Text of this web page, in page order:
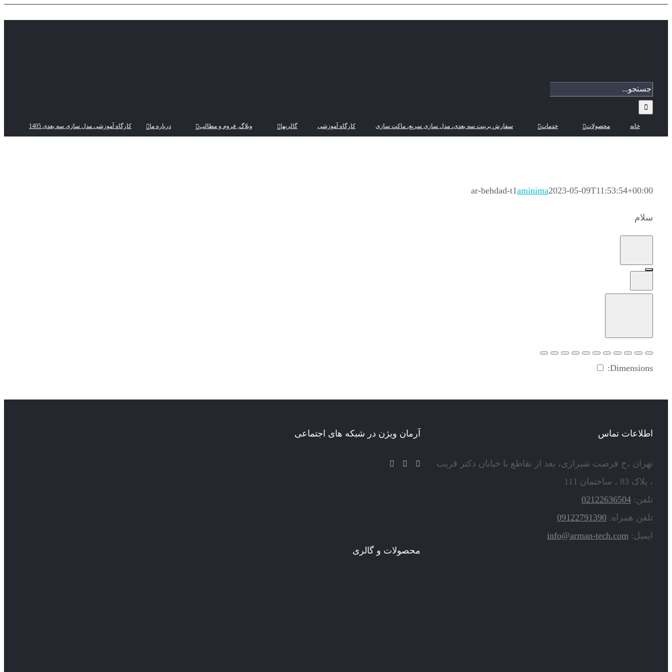
جستجو
برای:
خانه محصولات خدمات سفارش پرینت سه بعدی، مدل سازی سریع، ماکت سازی کارگاه آموزشی گالریها وبلاگ, فروم و مطالب درباره ما کارگاه آموزشی مدل سازی سه بعدی 1405
ar-behdad-t1aminima2023-05-09T11:53:54+00:00
سلام
Dimensions:
اطلاعات تماس
تهران ،خ فرصت شیرازی، بعد از تقاطع با خیابان دکتر قریب
، پلاک 83 ، ساختمان 111
تلفن: 02122636504
تلفن همراه: 09122791390
ایمیل: info@arman-tech.com
آرمان ویژن در شبکه های اجتماعی
محصولات و گالری